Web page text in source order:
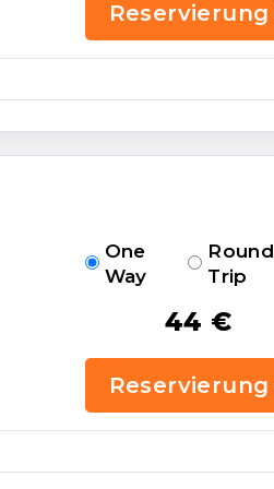
Reservierung
One
Way
Round
Trip
44 €
Reservierung